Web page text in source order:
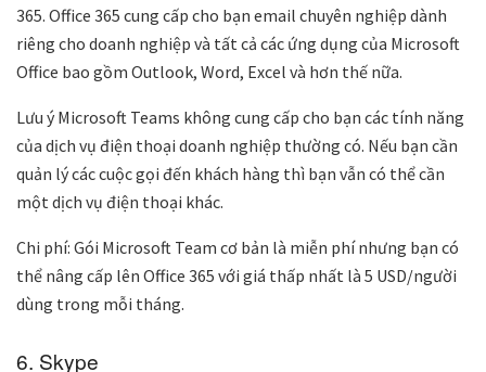
365. Office 365 cung cấp cho bạn email chuyên nghiệp dành
riêng cho doanh nghiệp và tất cả các ứng dụng của Microsoft
Office bao gồm Outlook, Word, Excel và hơn thế nữa.
Lưu ý Microsoft Teams không cung cấp cho bạn các tính năng
của dịch vụ điện thoại doanh nghiệp thường có. Nếu bạn cần
quản lý các cuộc gọi đến khách hàng thì bạn vẫn có thể cần
một dịch vụ điện thoại khác.
Chi phí: Gói Microsoft Team cơ bản là miễn phí nhưng bạn có
thể nâng cấp lên Office 365 với giá thấp nhất là 5 USD/người
dùng trong mỗi tháng.
6. Skype